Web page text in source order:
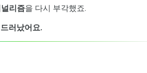
리즘을 다시 부각했죠.
러났어요.